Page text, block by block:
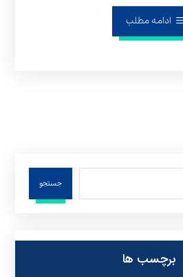
ادامه مطلب
جستجو
برچسب ها